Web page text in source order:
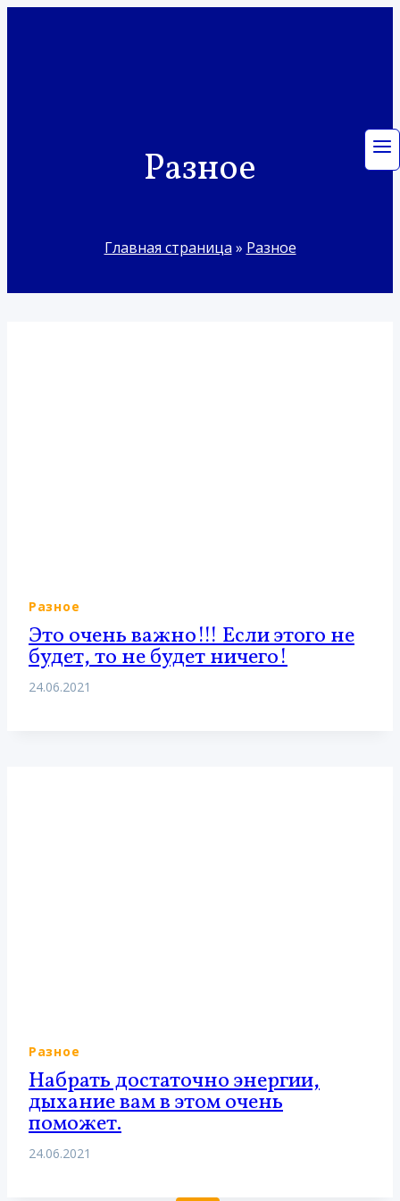
Разное
Главная страница » Разное
Разное
Это очень важно!!! Если этого не
будет, то не будет ничего!
24.06.2021
Разное
Набрать достаточно энергии,
дыхание вам в этом очень
поможет.
24.06.2021